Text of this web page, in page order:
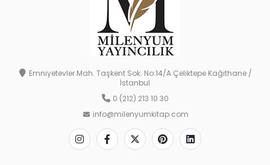
Emniyetevler Mah. Taşkent Sok. No:14/A Çeliktepe Kağıthane /
İstanbul
0 (212) 213 10 30
info@milenyumkitap.com